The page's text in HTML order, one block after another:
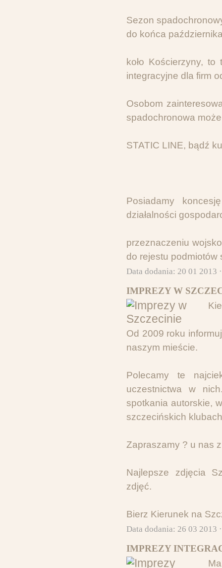
Sezon
do końca
koło Kościerzyny,
integracyjne dla firm
Osobom
spadochronowa
STATIC LINE, bądź
Posiadamy
działalności
przeznaczeniu
do rejestu podmiotów
Data dodania: 20 01 2013
IMPREZY W
Od 2009 roku
naszym mieście.
Polecamy te
uczestnictwa w
spotkania autorskie,
szczecińskich
Zapraszamy ? u nas
Najlepsze zdjęcia
zdjęć.
Bierz Kierunek na
Data dodania: 26 03 2013
IMPREZY